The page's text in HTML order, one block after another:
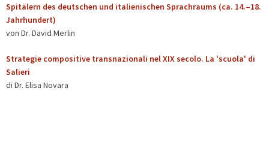
Spitälern des deutschen und italienischen Sprachraums (ca. 14.–18.
Jahrhundert)
von Dr. David Merlin
Strategie compositive transnazionali nel XIX secolo. La 'scuola' di
Salieri
di Dr. Elisa Novara